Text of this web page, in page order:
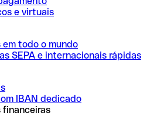
e virtuais
em todo o mundo
SEPA e internacionais rápidas
IBAN dedicado
financeiras